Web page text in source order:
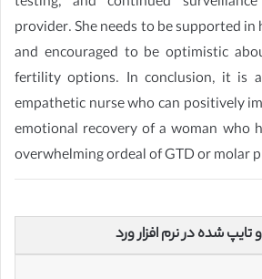
provider. She needs to be supported in
and encouraged to be optimistic
fertility options. In conclusion, it is
empathetic nurse who can positively
emotional recovery of a woman who
overwhelming ordeal of GTD or molar
تایپ شده در نرم افزار ورد